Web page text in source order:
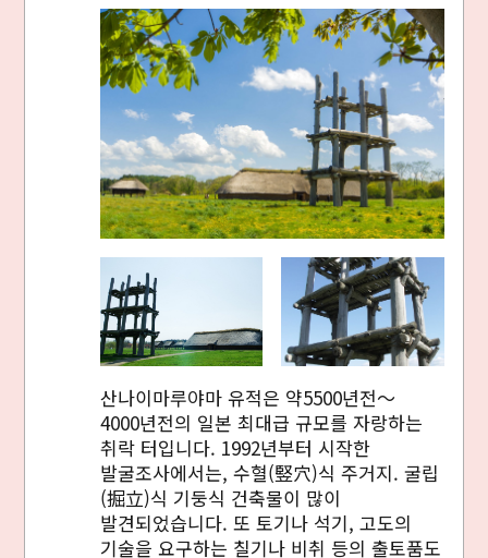
산나이마루야마 유적은 약5500년전～
4000년전의 일본 최대급 규모를 자랑하는
취락 터입니다. 1992년부터 시작한
발굴조사에서는, 수혈(竪穴)식 주거지. 굴립
(掘立)식 기둥식 건축물이 많이
발견되었습니다. 또 토기나 석기, 고도의
기술을 요구하는 칠기나 비취 등의 출토품도